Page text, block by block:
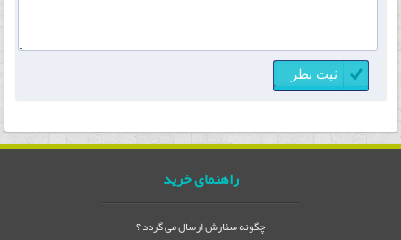
راهنمای خرید
چگونه سفارش ارسال می گردد ؟